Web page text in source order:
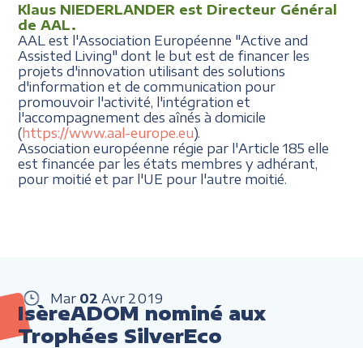
Klaus NIEDERLANDER est Directeur Général
de AAL.
AAL est l'Association Européenne "Active and
Assisted Living" dont le but est de financer les
projets d'innovation utilisant des solutions
d'information et de communication pour
promouvoir l'activité, l'intégration et
l'accompagnement des aînés à domicile
(https://www.aal-europe.eu).
Association européenne régie par l'Article 185 elle
est financée par les états membres y adhérant,
pour moitié et par l'UE pour l'autre moitié.
Mar 02 Avr 2019
IsèreADOM nominé aux
Trophées SilverEco